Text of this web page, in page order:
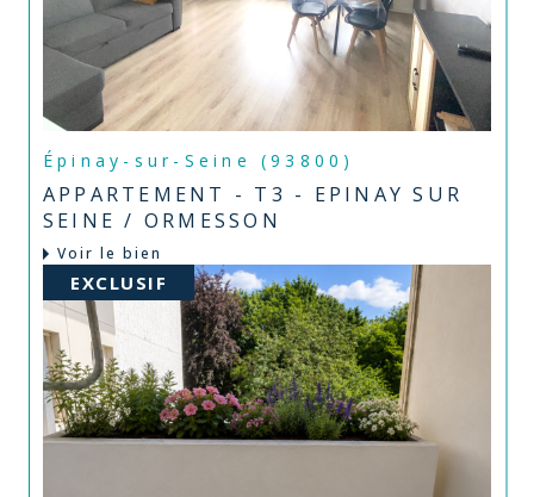
Épinay-sur-Seine (93800)
APPARTEMENT - T3 - EPINAY SUR
SEINE / ORMESSON
Voir le bien
EXCLUSIF